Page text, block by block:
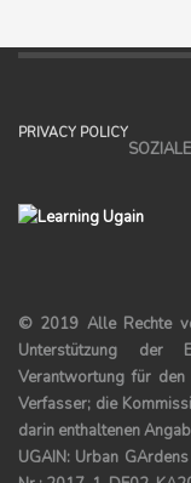
PRIVACY POLICY
© 2019 Alle Rechte
Unterstützung der
Verantwortung für
Verfasser; die
darin enthaltenen
UGAIN: Urban